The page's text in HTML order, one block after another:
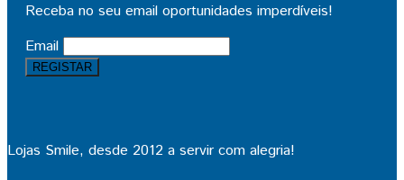
Receba no seu email oportunidades imperdíveis!
Email
Lojas Smile, desde 2012 a servir com alegria!